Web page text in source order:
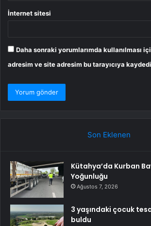
İnternet sitesi
Daha sonraki yorumlarımda kullanılması
adresim ve site adresim bu tarayıcıya
Son Eklenen
Kütahya’da Kurban
Yoğunluğu
Ağustos 7, 2026
3 yaşındaki çocuk
buldu